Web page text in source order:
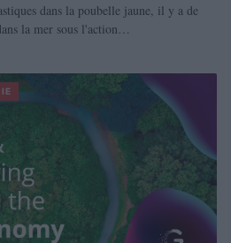
dans la poubelle jaune, il y a de
la mer sous l'action…